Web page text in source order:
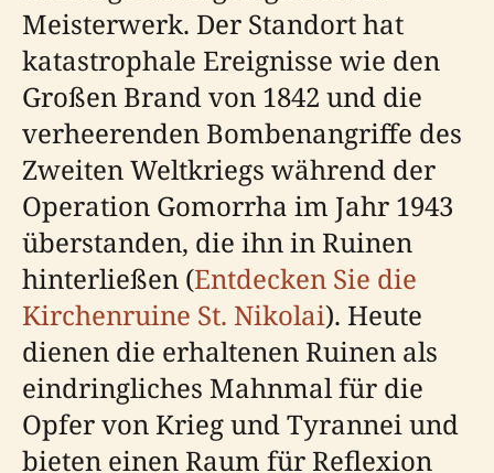
Meisterwerk. Der Standort hat
katastrophale Ereignisse wie den
Großen Brand von 1842 und die
verheerenden Bombenangriffe des
Zweiten Weltkriegs während der
Operation Gomorrha im Jahr 1943
überstanden, die ihn in Ruinen
hinterließen (Entdecken Sie die
Kirchenruine St. Nikolai). Heute
dienen die erhaltenen Ruinen als
eindringliches Mahnmal für die
Opfer von Krieg und Tyrannei und
bieten einen Raum für Reflexion